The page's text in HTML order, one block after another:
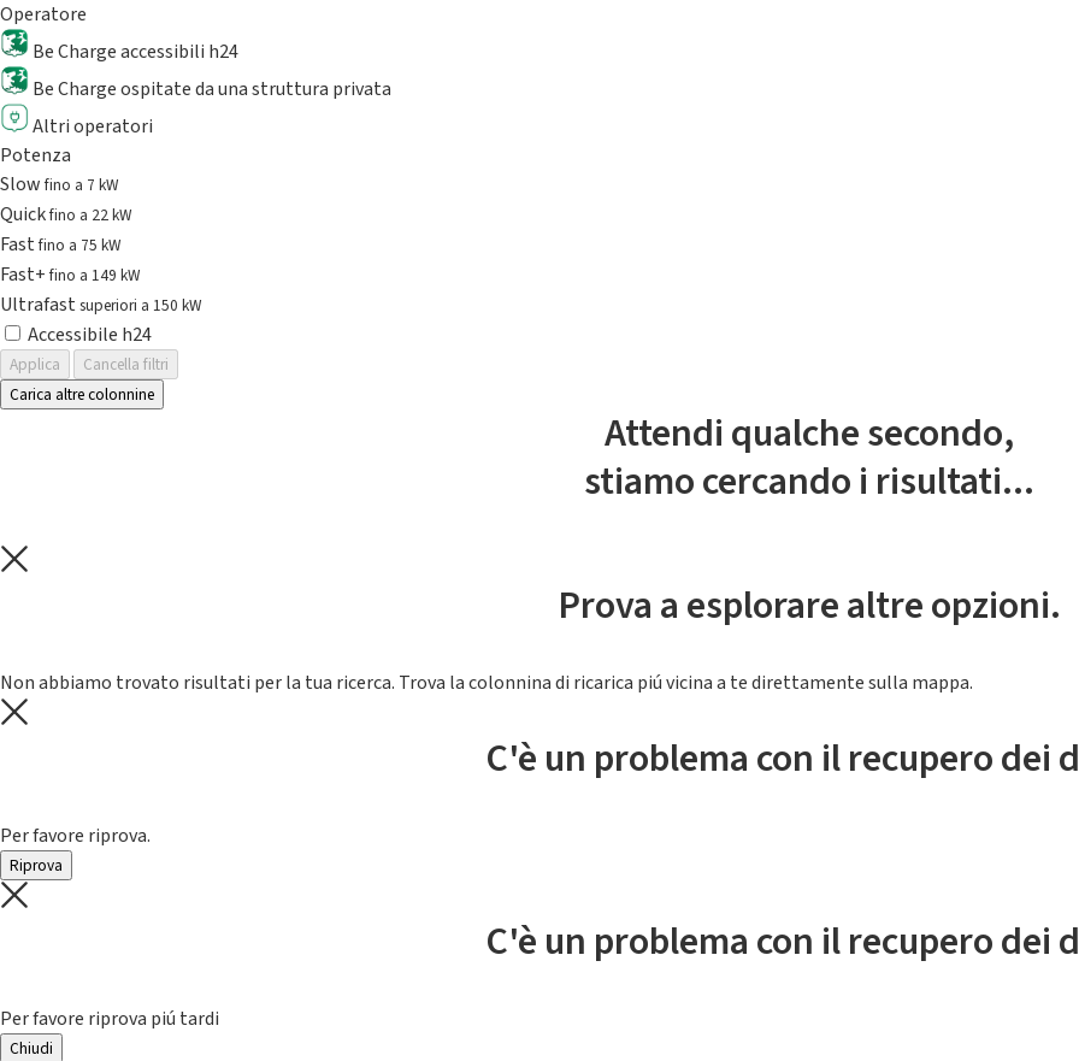
Operatore
Be Charge accessibili h24
Be Charge ospitate da una struttura privata
Altri operatori
Potenza
Slowfino a 7 kW
Quickfino a 22 kW
Fastfino a 75 kW
Fast+fino a 149 kW
Ultrafast superiori a 150 kW
Accessibile h24
Applica
Cancella filtri
Carica altre colonnine
Attendi qualche secondo,
stiamo cercando i risultati...
Prova a esplorare altre opzioni.
Non abbiamo trovato risultati per la tua ricerca. Trova la colonnina di ricarica piú vicina a te direttamente sulla mappa.
C'è un problema con il recupero dei
Per favore riprova.
Riprova
C'è un problema con il recupero dei
Per favore riprova piú tardi
Chiudi